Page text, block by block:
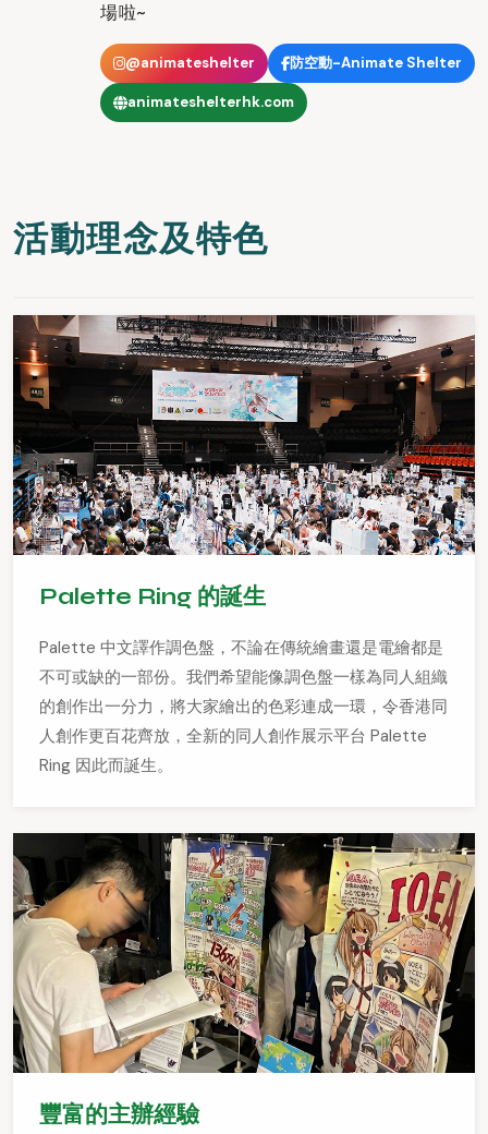
場啦~
@animateshelter 防空動-Animate Shelter
animateshelterhk.com
活動理念及特色
Palette Ring 的誕生
Palette 中文譯作調色盤，不論在傳統繪畫還是電繪都是
不可或缺的一部份。我們希望能像調色盤一樣為同人組織
的創作出一分力，將大家繪出的色彩連成一環，令香港同
人創作更百花齊放，全新的同人創作展示平台 Palette
Ring 因此而誕生。
豐富的主辦經驗